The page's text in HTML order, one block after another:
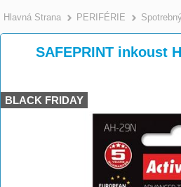
Hlavná Strana >
PERIFÉRIE
SAFEPRINT inkoust
BLACK FRIDAY